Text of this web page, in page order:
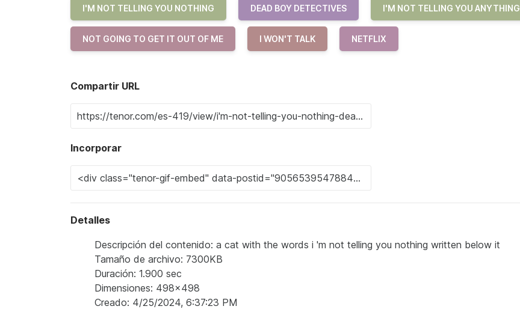
I'M NOT TELLING YOU NOTHING DEAD BOY DETECTIVES I'M NOT TELLING YOU ANYTHING
NOT GOING TO GET IT OUT OF ME I WON'T TALK NETFLIX
Compartir URL
Incorporar
Detalles
Descripción del contenido: a cat with the words i 'm not telling you nothing written below it
Tamaño de archivo: 7300KB
Duración: 1.900 sec
Dimensiones: 498x498
Creado: 4/25/2024, 6:37:23 PM